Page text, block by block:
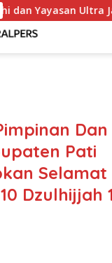
Ultra Jadi
Pati
Dzulhijjah